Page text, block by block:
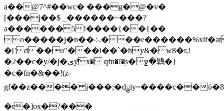
a��@7^#��wc� ���g�@�v�
[���j��$ _������~���?
a������5 !����{��{��
o�����j�n��܀.���e������%xlf�at��wf�#
�[' d ��u"���l��`�hy&�w8�r,!
�2��c�y/�j�يy͝x� qfn�!�ׅs�ջ�鷱�}
�c�fn�&��!(z-
gf��z���� j���;�dྕiy~����c��
�r�]ox�?���